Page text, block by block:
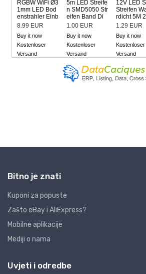
Bitno je znati
Kuponi za popuste
Zašto eBay i AliExpress?
Mobilne aplikacije
Mediji o nama
Uvjeti i odredbe